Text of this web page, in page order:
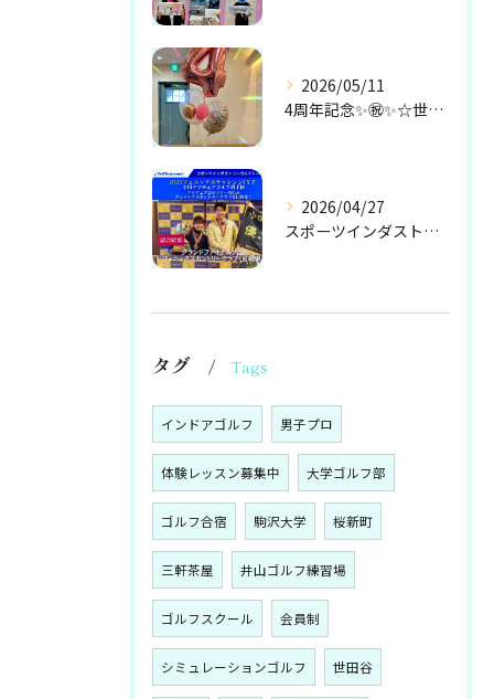
2026/05/11
4周年記念✨㊗️✨☆世田谷ゴルフ世田谷ゴルフレッスン世田谷ゴ...
2026/04/27
スポーツインダストリーゴルフトーナメント全国アマチュアゴルフ...
タグ Tags
インドアゴルフ 男子プロ
体験レッスン募集中 大学ゴルフ部
ゴルフ合宿 駒沢大学 桜新町
三軒茶屋 井山ゴルフ練習場
ゴルフスクール 会員制
シミュレーションゴルフ 世田谷